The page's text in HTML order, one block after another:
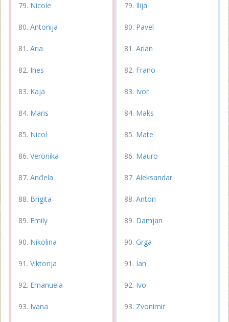
Nicole
Antonija
Aria
Ines
Kaja
Maris
Nicol
Veronika
Anđela
Brigita
Emily
Nikolina
Viktorija
Emanuela
Ivana
Ilija
Pavel
Arian
Frano
Ivor
Maks
Mate
Mauro
Aleksandar
Anton
Damjan
Grga
Ian
Ivo
Zvonimir